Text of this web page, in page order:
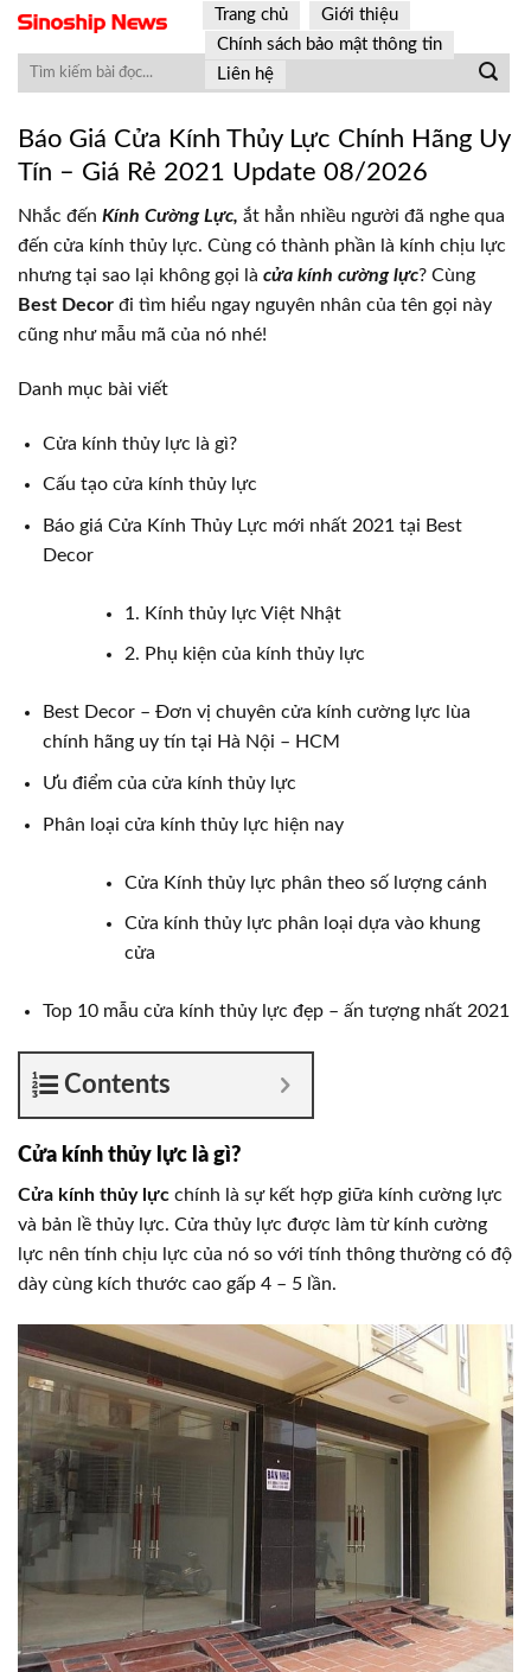
Skip
content
Trang chủ
Giới thiệu
Chính sách bảo mật thông tin
Liên hệ
Báo Giá Cửa Kính Thủy Lực Chính Hãng Uy
Tín – Giá Rẻ 2021 Update 08/2026
Nhắc đến Kính Cường Lực, ắt hẳn nhiều người đã nghe qua
đến cửa kính thủy lực. Cùng có thành phần là kính chịu lực
nhưng tại sao lại không gọi là cửa kính cường lực? Cùng
Best Decor đi tìm hiểu ngay nguyên nhân của tên gọi này
cũng như mẫu mã của nó nhé!
Danh mục bài viết
Cửa kính thủy lực là gì?
Cấu tạo cửa kính thủy lực
Báo giá Cửa Kính Thủy Lực mới nhất 2021 tại Best
Decor
1. Kính thủy lực Việt Nhật
2. Phụ kiện của kính thủy lực
Best Decor – Đơn vị chuyên cửa kính cường lực lùa
chính hãng uy tín tại Hà Nội – HCM
Ưu điểm của cửa kính thủy lực
Phân loại cửa kính thủy lực hiện nay
Cửa Kính thủy lực phân theo số lượng cánh
Cửa kính thủy lực phân loại dựa vào khung
cửa
Top 10 mẫu cửa kính thủy lực đẹp – ấn tượng nhất 2021
Contents
Cửa kính thủy lực là gì?
Cửa kính thủy lực chính là sự kết hợp giữa kính cường lực
và bản lề thủy lực. Cửa thủy lực được làm từ kính cường
lực nên tính chịu lực của nó so với tính thông thường có độ
dày cùng kích thước cao gấp 4 – 5 lần.